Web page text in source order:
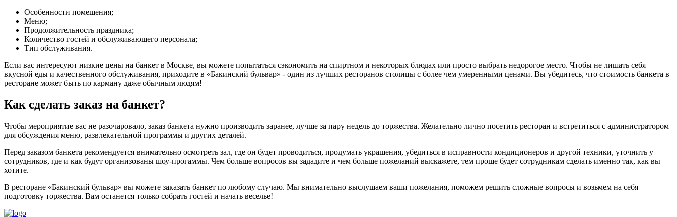
Особенности помещения;
Меню;
Продолжительность праздника;
Количество гостей и обслуживающего персонала;
Тип обслуживания.
Если вас интересуют низкие цены на банкет в Москве, вы можете попытаться сэкономить на спиртном и некоторых блюдах или просто выбрать недорогое место. Чтобы не лишать себя
вкусной еды и качественного обслуживания, приходите в «Бакинский бульвар» - один из лучших ресторанов столицы с более чем умеренными ценами. Вы убедитесь, что стоимость банкета в
ресторане может быть по карману даже обычным людям!
Как сделать заказ на банкет?
Чтобы мероприятие вас не разочаровало, заказ банкета нужно производить заранее, лучше за пару недель до торжества. Желательно лично посетить ресторан и встретиться с администратором
для обсуждения меню, развлекательной программы и других деталей.
Перед заказом банкета рекомендуется внимательно осмотреть зал, где он будет проводиться, продумать украшения, убедиться в исправности кондиционеров и другой техники, уточнить у
сотрудников, где и как будут организованы шоу-прогаммы. Чем больше вопросов вы зададите и чем больше пожеланий выскажете, тем проще будет сотрудникам сделать именно так, как вы
хотите.
В ресторане «Бакинский бульвар» вы можете заказать банкет по любому случаю. Мы внимательно выслушаем ваши пожелания, поможем решить сложные вопросы и возьмем на себя
подготовку торжества. Вам останется только собрать гостей и начать веселье!